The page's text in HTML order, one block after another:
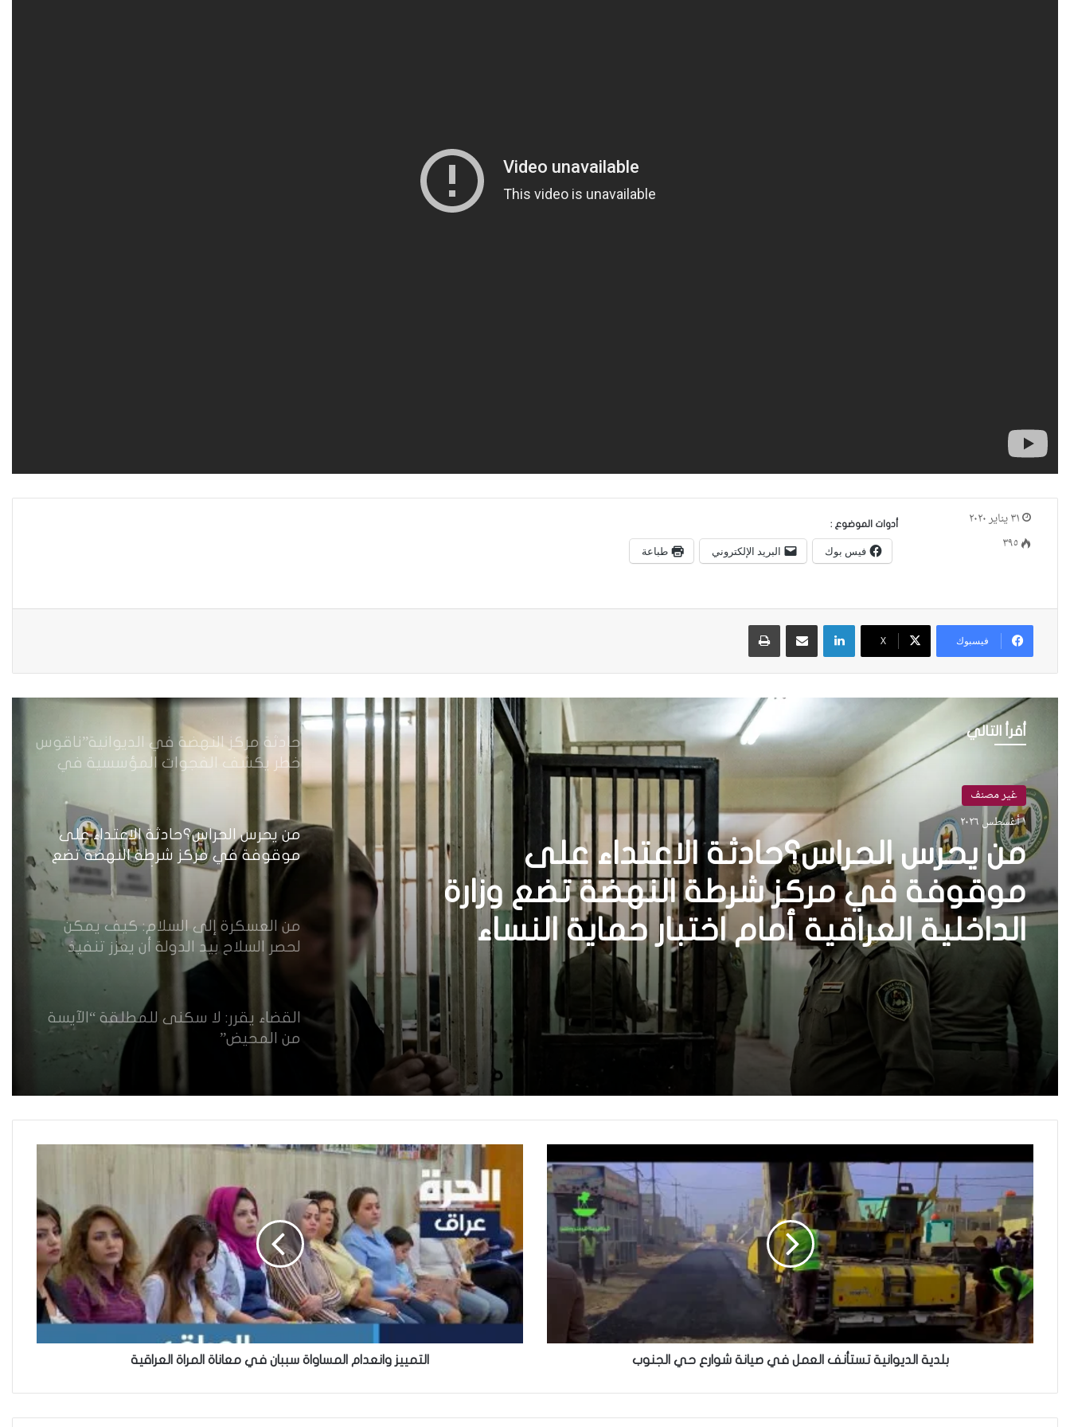
أدوات الموضوع :
فيس بوك البريد الإلكتروني طباعة
٣١ يناير ٢٠٢٠
٣٩٥
فيسبوك X
لينكدإن
أقرأ التالي
غير مصنف
١ أغسطس ٢٠٢٦
من يحرس الحراس؟حادثة الاعتداء على
موقوفة في مركز شرطة النهضة تضع وزارة
الداخلية العراقية أمام اختبار حماية النساء
واستعادة الثقة
أرامل الحرب في ديالى…هكذا تعيش.
حادثة مركز النهضة في الديوانية”ناقوس
خطر يكشف الفجوات المؤسسية في
إدارة احتجاز النساء بالعراق
من يحرس الحراس؟حادثة الاعتداء على
موقوفة في مركز شرطة النهضة تضع
وزارة الداخلية العراقية أمام اختبار حماية
النساء واستعادة الثقة
من العسكرة إلى السلام: كيف يمكن
لحصر السلاح بيد الدولة أن يعزز تنفيذ
القضاء يقرر: لا سكنى للمطلقة “الآيسة
من المحيض”
فاطمة مسلم من الأنبار..أجلت حلم
المحاماة وتقدمت للعمل في مكافحة
الألغام
ريبورتاج “نون النسوة السياسية” يتحدث
عن تحديات مشاركة المرأة العراقية في
العملية السياسية
بلدية الديوانية تستأنف العمل في صيانة شوارع حي الجنوب التمييز وانعدام المساواة سببان في معاناة المراة العراقية